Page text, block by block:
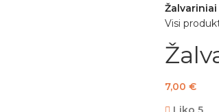
Žalvariniai
Visi
7,00 €